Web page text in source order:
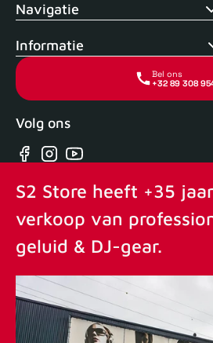
Navigatie
Informatie
Bel ons
+32 89 308
Volg ons
Facebook
Instagram
YouTube
S2 Store heeft +35
verkoop van
geluid & DJ-gear.